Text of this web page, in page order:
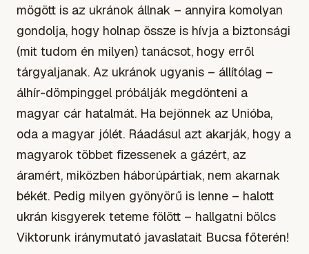
mögött is az ukránok állnak – annyira komolyan
gondolja, hogy holnap össze is hívja a biztonsági
(mit tudom én milyen) tanácsot, hogy erről
tárgyaljanak. Az ukránok ugyanis – állítólag –
álhír-dömpinggel próbálják megdönteni a
magyar cár hatalmát. Ha bejönnek az Unióba,
oda a magyar jólét. Ráadásul azt akarják, hogy a
magyarok többet fizessenek a gázért, az
áramért, miközben háborúpártiak, nem akarnak
békét. Pedig milyen gyönyörű is lenne – halott
ukrán kisgyerek teteme fölött – hallgatni bölcs
Viktorunk iránymutató javaslatait Bucsa főterén!